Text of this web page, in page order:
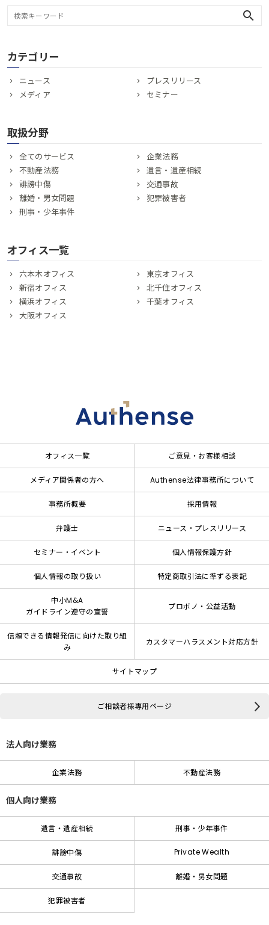
search
カテゴリー
ニュース
プレスリリース
メディア
セミナー
取扱分野
全てのサービス
企業法務
不動産法務
遺言・遺産相続
誹謗中傷
交通事故
離婚・男女問題
犯罪被害者
刑事・少年事件
オフィス一覧
六本木オフィス
東京オフィス
新宿オフィス
北千住オフィス
横浜オフィス
千葉オフィス
大阪オフィス
オフィス一覧 ご意見・お客様相談
メディア関係者の方へ Authense法律事務所について
事務所概要 採用情報
弁護士 ニュース・プレスリリース
セミナー・イベント 個人情報保護方針
個人情報の取り扱い 特定商取引法に準ずる表記
中小M&A
ガイドライン遵守の宣誓
プロボノ・公益活動
信頼できる情報発信に向けた取り組
み
カスタマーハラスメント対応方針
サイトマップ
ご相談者様専用ページ
法人向け業務
企業法務 不動産法務
個人向け業務
遺言・遺産相続 刑事・少年事件
誹謗中傷 Private Wealth
交通事故 離婚・男女問題
犯罪被害者